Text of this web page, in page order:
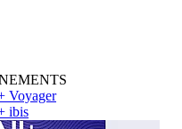
Voyager
ibis